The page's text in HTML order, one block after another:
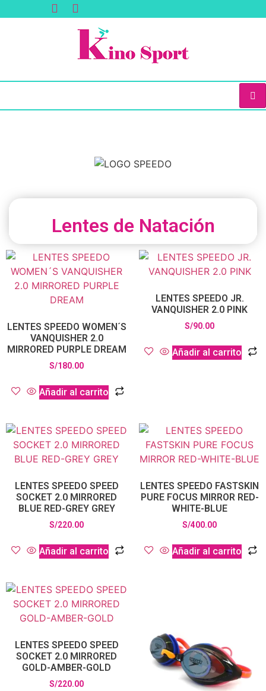
Lentes de Natación
LENTES SPEEDO WOMEN´S
VANQUISHER 2.0
MIRRORED PURPLE DREAM
S/180.00
Añadir al carrito
LENTES SPEEDO JR.
VANQUISHER 2.0 PINK
S/90.00
Añadir al carrito
LENTES SPEEDO SPEED
SOCKET 2.0 MIRRORED
BLUE RED-GREY GREY
S/220.00
Añadir al carrito
LENTES SPEEDO FASTSKIN
PURE FOCUS MIRROR RED-
WHITE-BLUE
S/400.00
Añadir al carrito
LENTES SPEEDO SPEED
SOCKET 2.0 MIRRORED
GOLD-AMBER-GOLD
S/220.00